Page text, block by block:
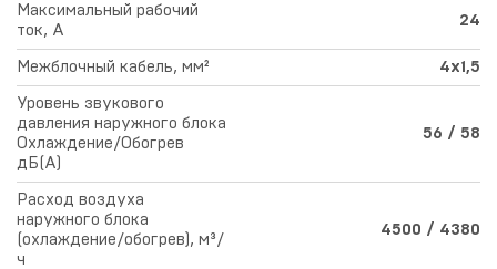
Максимальный рабочий
ток, A
24
Межблочный кабель, мм² 4x1,5
Уровень звукового
давления наружного блока
Охлаждение/Обогрев
дБ(А)
56 / 58
Расход воздуха
наружного блока
(охлаждение/обогрев), м³/
ч
4500 / 4380